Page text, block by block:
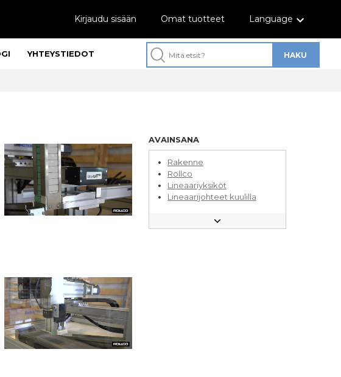
Kirjaudu sisään Omat tuotteet Language
YHTEYSTIEDOT
AVAINSANA
Rakenne
Rollco
Lineaariyksiköt
Lineaarijohteet kuulilla
Alumiinirungot
Asennus